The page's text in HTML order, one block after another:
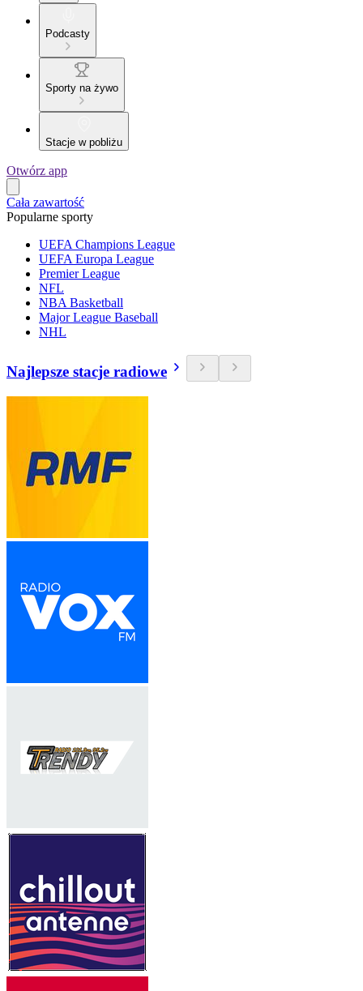
Podcasty
Sporty na żywo
Stacje w pobliżu
Otwórz app
Cała zawartość
Popularne sporty
UEFA Champions League
UEFA Europa League
Premier League
NFL
NBA Basketball
Major League Baseball
NHL
Najlepsze stacje radiowe